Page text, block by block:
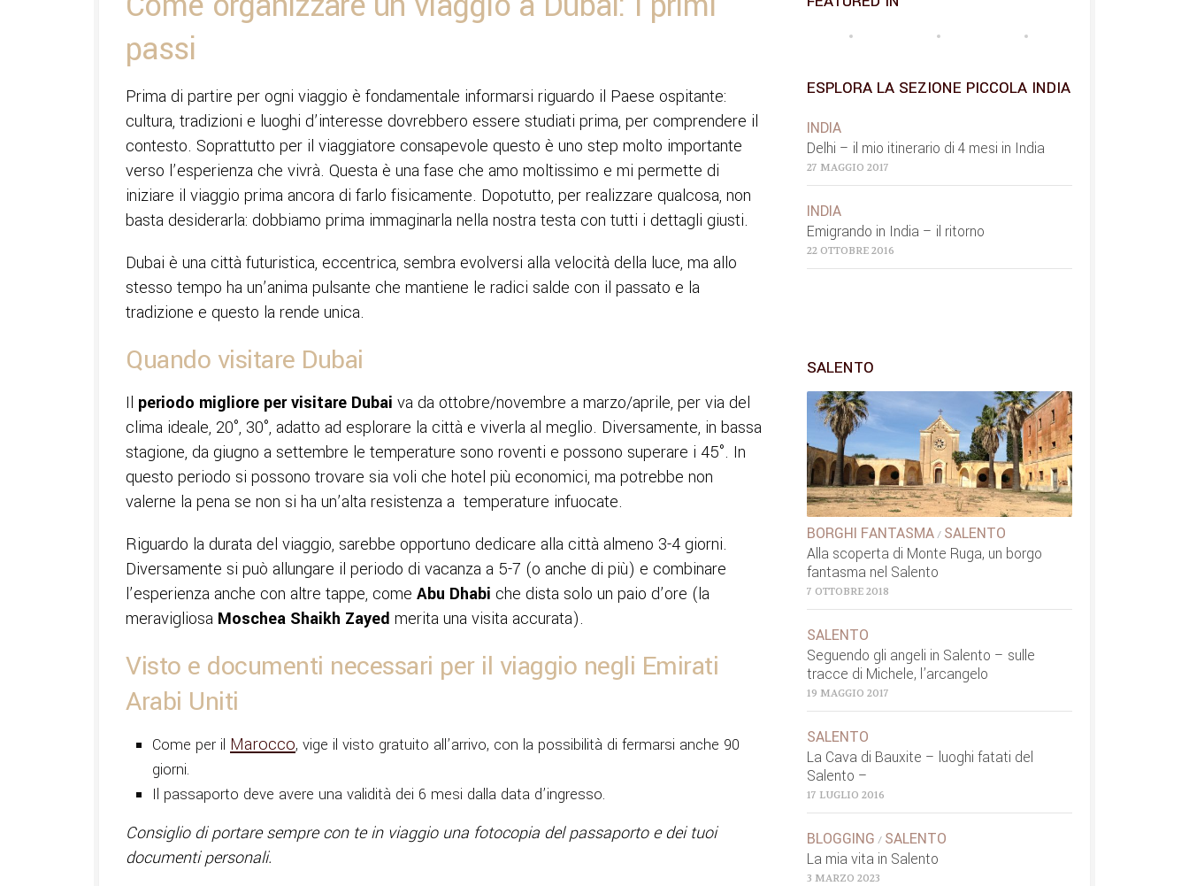
passi
Prima di partire per ogni viaggio è fondamentale informarsi riguardo il Paese ospitante:
cultura, tradizioni e luoghi d’interesse dovrebbero essere studiati prima, per comprendere il
contesto. Soprattutto per il viaggiatore consapevole questo è uno step molto importante
verso l’esperienza che vivrà. Questa è una fase che amo moltissimo e mi permette di
iniziare il viaggio prima ancora di farlo fisicamente. Dopotutto, per realizzare qualcosa, non
basta desiderarla: dobbiamo prima immaginarla nella nostra testa con tutti i dettagli giusti.
Dubai è una città futuristica, eccentrica, sembra evolversi alla velocità della luce, ma allo
stesso tempo ha un’anima pulsante che mantiene le radici salde con il passato e la
tradizione e questo la rende unica.
Quando visitare Dubai
Il periodo migliore per visitare Dubai va da ottobre/novembre a marzo/aprile, per via del
clima ideale, 20°, 30°, adatto ad esplorare la città e viverla al meglio. Diversamente, in bassa
stagione, da giugno a settembre le temperature sono roventi e possono superare i 45°. In
questo periodo si possono trovare sia voli che hotel più economici, ma potrebbe non
valerne la pena se non si ha un’alta resistenza a temperature infuocate.
Riguardo la durata del viaggio, sarebbe opportuno dedicare alla città almeno 3-4 giorni.
Diversamente si può allungare il periodo di vacanza a 5-7 (o anche di più) e combinare
l’esperienza anche con altre tappe, come Abu Dhabi che dista solo un paio d’ore (la
meravigliosa Moschea Shaikh Zayed merita una visita accurata).
Visto e documenti necessari per il viaggio negli Emirati
Arabi Uniti
Come per il Marocco, vige il visto gratuito all’arrivo, con la possibilità di fermarsi anche 90
giorni.
Il passaporto deve avere una validità dei 6 mesi dalla data d’ingresso.
Consiglio di portare sempre con te in viaggio una fotocopia del passaporto e dei tuoi
documenti personali.
ESPLORA LA SEZIONE PICCOLA INDIA
INDIA
Delhi – il mio itinerario di 4 mesi in India
27 MAGGIO 2017
INDIA
Emigrando in India – il ritorno
22 OTTOBRE 2016
SALENTO
BORGHI FANTASMA / SALENTO
Alla scoperta di Monte Ruga, un borgo
fantasma nel Salento
7 OTTOBRE 2018
SALENTO
Seguendo gli angeli in Salento – sulle
tracce di Michele, l’arcangelo
19 MAGGIO 2017
SALENTO
La Cava di Bauxite – luoghi fatati del
Salento –
17 LUGLIO 2016
BLOGGING / SALENTO
La mia vita in Salento
3 MARZO 2023